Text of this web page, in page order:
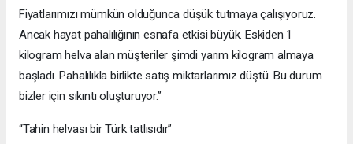
Fiyatlarımızı mümkün olduğunca düşük tutmaya çalışıyoruz.
Ancak hayat pahalılığının esnafa etkisi büyük. Eskiden 1
kilogram helva alan müşteriler şimdi yarım kilogram almaya
başladı. Pahalılıkla birlikte satış miktarlarımız düştü. Bu durum
bizler için sıkıntı oluşturuyor.”
“Tahin helvası bir Türk tatlısıdır”